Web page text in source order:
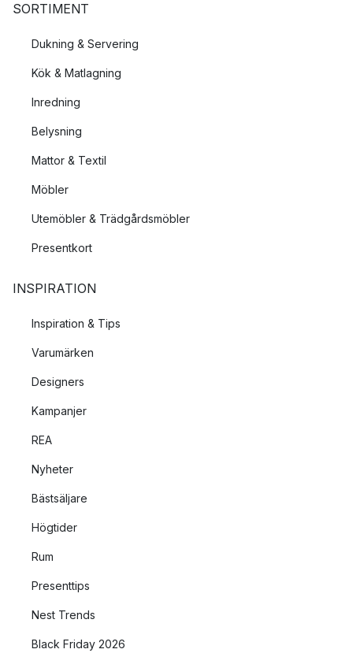
SORTIMENT
Dukning & Servering
Kök & Matlagning
Inredning
Belysning
Mattor & Textil
Möbler
Utemöbler & Trädgårdsmöbler
Presentkort
INSPIRATION
Inspiration & Tips
Varumärken
Designers
Kampanjer
REA
Nyheter
Bästsäljare
Högtider
Rum
Presenttips
Nest Trends
Black Friday 2026